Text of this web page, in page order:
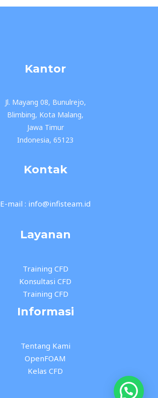
Kantor
Jl. Mayang 08, Bunulrejo,
Blimbing, Kota Malang,
Jawa Timur
Indonesia, 65123
Kontak
E-mail : info@infisteam.id
Layanan
Training CFD
Konsultasi CFD
Training CFD
Informasi
Tentang Kami
OpenFOAM
Kelas CFD